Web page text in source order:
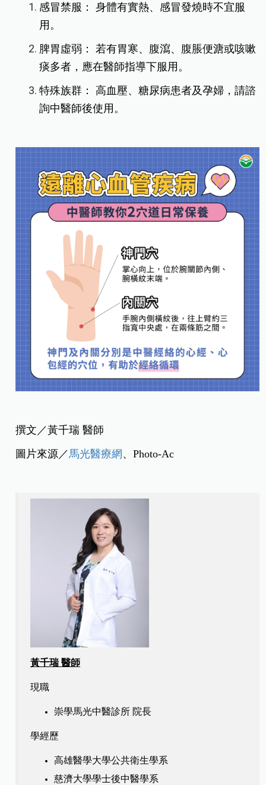
感冒禁服： 身體有實熱、感冒發燒時不宜服
用。
脾胃虛弱： 若有胃寒、腹瀉、腹脹便溏或咳嗽
痰多者，應在醫師指導下服用。
特殊族群： 高血壓、糖尿病患者及孕婦，請諮
詢中醫師後使用。
撰文／黃千瑞 醫師
圖片來源／馬光醫療網 、Photo-Ac
黃千瑞 醫師
現職
崇學馬光中醫診所 院長
學經歷
高雄醫學大學公共衛生學系
慈濟大學學士後中醫學系